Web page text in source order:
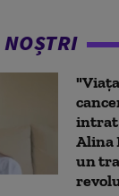
intrat
Alina
un